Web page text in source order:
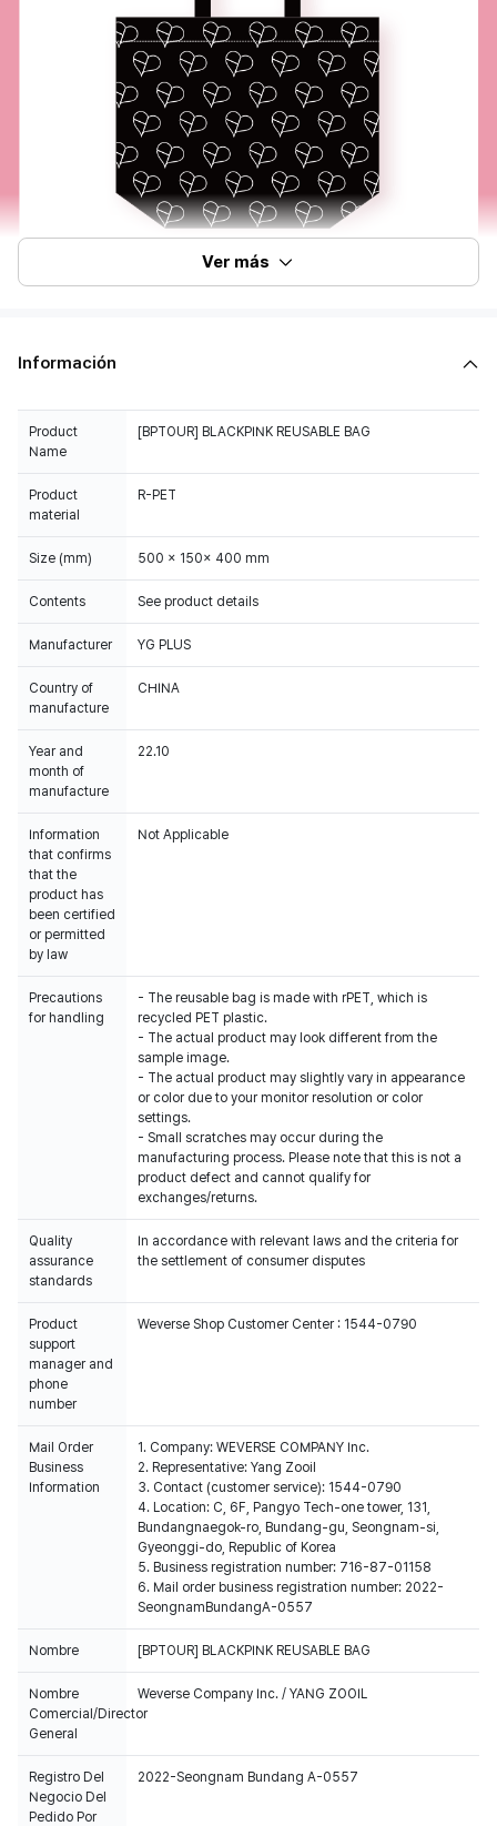
Ver más
Información
Product
Name
[BPTOUR] BLACKPINK REUSABLE BAG
Product
material
R-PET
Size (mm) 500 x 150x 400 mm
Contents See product details
Manufacturer YG PLUS
Country of
manufacture
CHINA
Year and
month of
manufacture
22.10
Information
that confirms
that the
product has
been certified
or permitted
by law
Not Applicable
Precautions
for handling
- The reusable bag is made with rPET, which is
recycled PET plastic.
- The actual product may look different from the
sample image.
- The actual product may slightly vary in appearance
or color due to your monitor resolution or color
settings.
- Small scratches may occur during the
manufacturing process. Please note that this is not a
product defect and cannot qualify for
exchanges/returns.
Quality
assurance
standards
In accordance with relevant laws and the criteria for
the settlement of consumer disputes
Product
support
manager and
phone
number
Weverse Shop Customer Center : 1544-0790
Mail Order
Business
Information
1. Company: WEVERSE COMPANY Inc.
2. Representative: Yang Zooil
3. Contact (customer service): 1544-0790
4. Location: C, 6F, Pangyo Tech-one tower, 131,
Bundangnaegok-ro, Bundang-gu, Seongnam-si,
Gyeonggi-do, Republic of Korea
5. Business registration number: 716-87-01158
6. Mail order business registration number: 2022-
SeongnamBundangA-0557
Nombre [BPTOUR] BLACKPINK REUSABLE BAG
Nombre
Comercial/Director
General
Weverse Company Inc. / YANG ZOOIL
Registro Del
Negocio Del
Pedido Por
2022-Seongnam Bundang A-0557